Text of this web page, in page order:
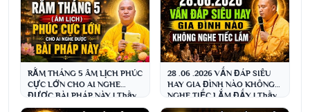
RẰM THÁNG 5 ÂM LỊCH PHÚC
CỰC LỚN CHO AI NGHE
ĐƯỢC BÀI PHÁP NÀY | Thầy
Thích Đạo Thịnh
28 .06 .2026 VẤN ĐÁP SIÊU
HAY GIA ĐÌNH NÀO KHÔNG
NGHE TIẾC LẮM ĐẤY | Thầy
Thích Đạo Thịnh